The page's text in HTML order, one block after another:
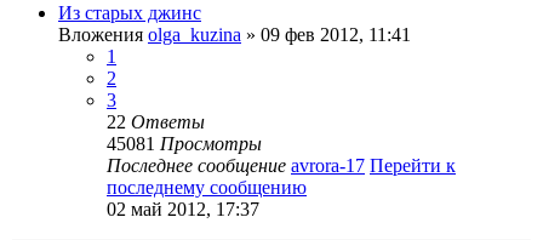
Из старых джинс
Вложения olga_kuzina » 09 фев 2012, 11:41
1
2
3
22 Ответы
45081 Просмотры
Последнее сообщение avrora-17 Перейти к
последнему сообщению
02 май 2012, 17:37